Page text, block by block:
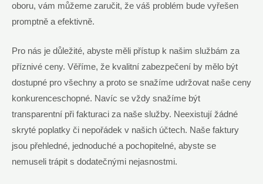
oboru, vám můžeme zaručit, že váš problém bude vyřešen
promptně a efektivně.
Pro nás je důležité, abyste měli přístup k našim službám za
příznivé ceny. Věříme, že kvalitní zabezpečení by mělo být
dostupné pro všechny a proto se snažíme udržovat naše ceny
konkurenceschopné. Navíc se vždy snažíme být
transparentní při fakturaci za naše služby. Neexistují žádné
skryté poplatky či nepořádek v našich účtech. Naše faktury
jsou přehledné, jednoduché a pochopitelné, abyste se
nemuseli trápit s dodatečnými nejasnostmi.